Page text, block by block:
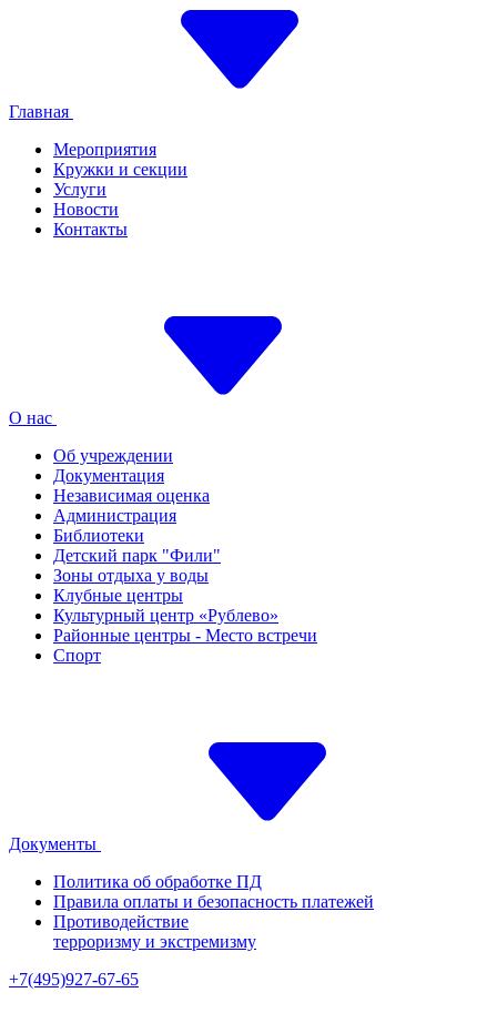
Главная
Мероприятия
Кружки и секции
Услуги
Новости
Контакты
О нас
Об учреждении
Документация
Независимая оценка
Администрация
Библиотеки
Детский парк "Фили"
Зоны отдыха у воды
Клубные центры
Культурный центр «Рублево»
Районные центры - Место встречи
Спорт
Документы
Политика об обработке ПД
Правила оплаты и безопасность платежей
Противодействие
терроризму и экстремизму
+7(495)927-67-65